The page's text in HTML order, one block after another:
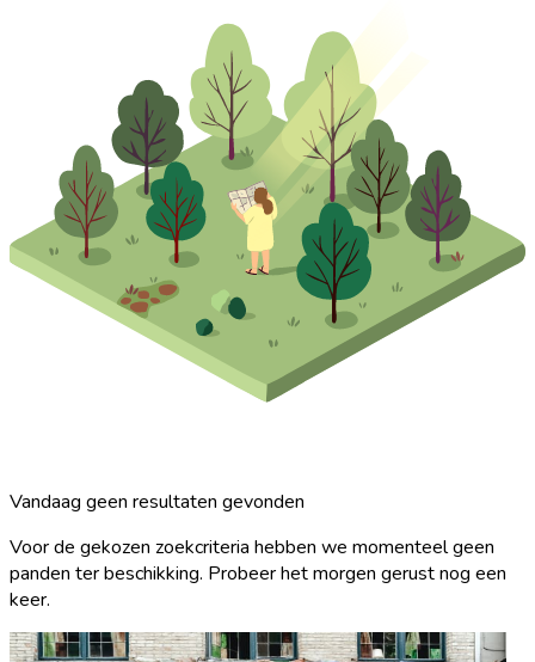
Vandaag geen resultaten gevonden
Voor de gekozen zoekcriteria hebben we momenteel geen
panden ter beschikking. Probeer het morgen gerust nog een
keer.